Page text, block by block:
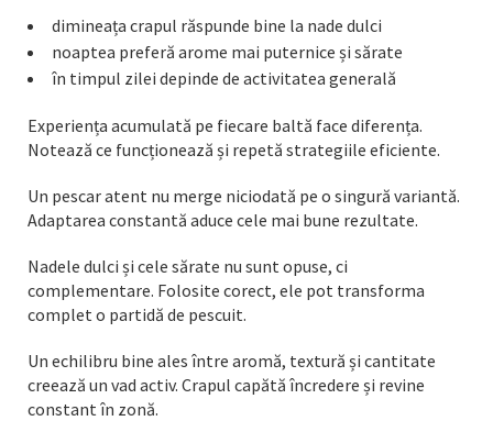
dimineața crapul răspunde bine la nade dulci
noaptea preferă arome mai puternice și sărate
în timpul zilei depinde de activitatea generală
Experiența acumulată pe fiecare baltă face diferența.
Notează ce funcționează și repetă strategiile eficiente.
Un pescar atent nu merge niciodată pe o singură variantă.
Adaptarea constantă aduce cele mai bune rezultate.
Nadele dulci și cele sărate nu sunt opuse, ci
complementare. Folosite corect, ele pot transforma
complet o partidă de pescuit.
Un echilibru bine ales între aromă, textură și cantitate
creează un vad activ. Crapul capătă încredere și revine
constant în zonă.